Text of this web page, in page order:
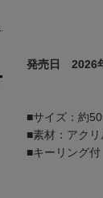
発売日 2026
■サイズ：約
■素材：アクリ
■キーリング付